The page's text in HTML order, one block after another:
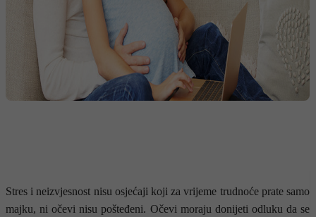
Stres i neizvjesnost nisu osjećaji koji za vrijeme trudnoće prate samo
majku, ni očevi nisu pošteđeni. Očevi moraju donijeti odluku da se